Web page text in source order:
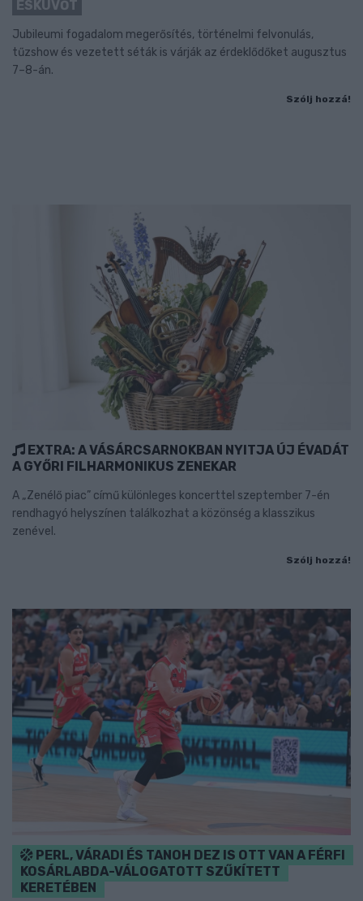
ESKÜVŐT
Jubileumi fogadalom megerősítés, történelmi felvonulás,
tűzshow és vezetett séták is várják az érdeklődőket augusztus
7–8-án.
Szólj hozzá!
EXTRA: A VÁSÁRCSARNOKBAN NYITJA ÚJ ÉVADÁT
A GYŐRI FILHARMONIKUS ZENEKAR
A „Zenélő piac” című különleges koncerttel szeptember 7-én
rendhagyó helyszínen találkozhat a közönség a klasszikus
zenével.
Szólj hozzá!
PERL, VÁRADI ÉS TANOH DEZ IS OTT VAN A FÉRFI
KOSÁRLABDA-VÁLOGATOTT SZŰKÍTETT
KERETÉBEN